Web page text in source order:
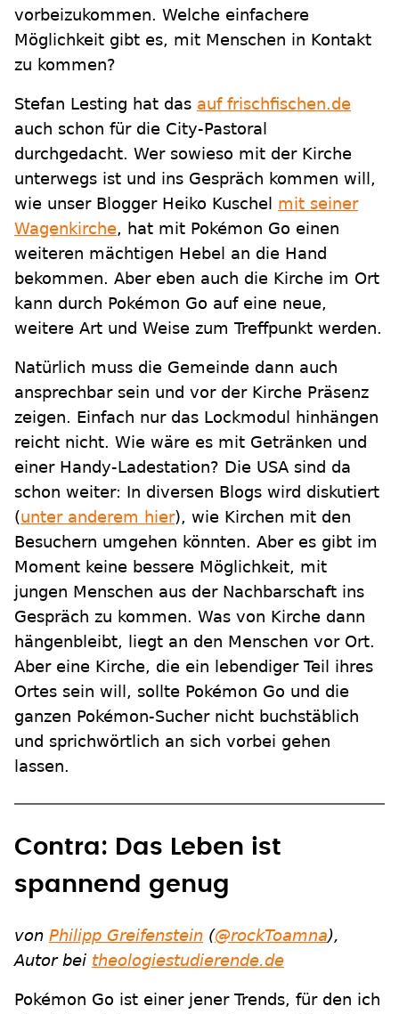
vorbeizukommen. Welche einfachere
Möglichkeit gibt es, mit Menschen in Kontakt
zu kommen?
Stefan Lesting hat das auf frischfischen.de
auch schon für die City-Pastoral
durchgedacht. Wer sowieso mit der Kirche
unterwegs ist und ins Gespräch kommen will,
wie unser Blogger Heiko Kuschel mit seiner
Wagenkirche, hat mit Pokémon Go einen
weiteren mächtigen Hebel an die Hand
bekommen. Aber eben auch die Kirche im Ort
kann durch Pokémon Go auf eine neue,
weitere Art und Weise zum Treffpunkt werden.
Natürlich muss die Gemeinde dann auch
ansprechbar sein und vor der Kirche Präsenz
zeigen. Einfach nur das Lockmodul hinhängen
reicht nicht. Wie wäre es mit Getränken und
einer Handy-Ladestation? Die USA sind da
schon weiter: In diversen Blogs wird diskutiert
(unter anderem hier), wie Kirchen mit den
Besuchern umgehen könnten. Aber es gibt im
Moment keine bessere Möglichkeit, mit
jungen Menschen aus der Nachbarschaft ins
Gespräch zu kommen. Was von Kirche dann
hängenbleibt, liegt an den Menschen vor Ort.
Aber eine Kirche, die ein lebendiger Teil ihres
Ortes sein will, sollte Pokémon Go und die
ganzen Pokémon-Sucher nicht buchstäblich
und sprichwörtlich an sich vorbei gehen
lassen.
Contra: Das Leben ist
spannend genug
von Philipp Greifenstein (@rockToamna),
Autor bei theologiestudierende.de
Pokémon Go ist einer jener Trends, für den ich